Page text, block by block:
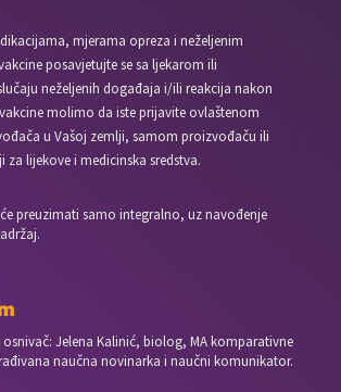
mjerama opreza i neželjenim
posavjetujte se sa ljekarom ili
neželjenih događaja i/ili reakcija nakon
molimo da iste prijavite ovlaštenom
u Vašoj zemlji, samom proizvođaču ili
za lijekove i medicinska sredstva.
preuzimati samo integralno, uz navođenje
osnivač: Jelena Kalinić, biolog, MA komparativne
naučna novinarka i naučni komunikator.